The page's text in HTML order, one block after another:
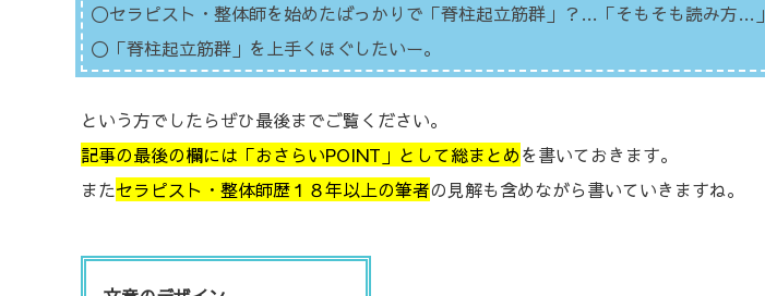
〇セラピスト・整体師を始めたばっかりで「脊柱起立筋群」？…「そもそも読み方…」
〇「脊柱起立筋群」を上手くほぐしたいー。
という方でしたらぜひ最後までご覧ください。
記事の最後の欄には「おさらいPOINT」として総まとめを書いておきます。
またセラピスト・整体師歴１８年以上の筆者の見解も含めながら書いていきますね。